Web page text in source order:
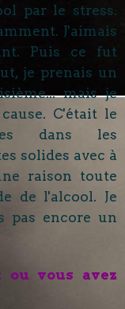
par le stress.
J'aimais
Puis ce fut
je prenais un
mais je
C'était le
dans les
solides avec à
raison toute
de l'alcool. Je
pas encore un
ou vous avez